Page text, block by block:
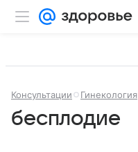
Консультации Гинекология
бесплодие